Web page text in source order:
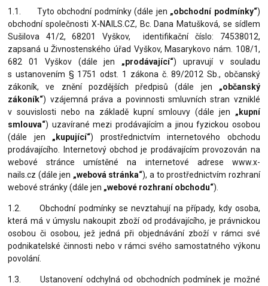
1.1. Tyto obchodní podmínky (dále jen „obchodní podmínky“)
obchodní společnosti X-NAILS.CZ, Bc. Dana Matušková, se sídlem
Sušilova 41/2, 68201 Vyškov, identifikační číslo: 74538012,
zapsaná u Živnostenského úřad Vyškov, Masarykovo nám. 108/1,
682 01 Vyškov (dále jen „prodávající“) upravují v souladu
s ustanovením § 1751 odst. 1 zákona č. 89/2012 Sb., občanský
zákoník, ve znění pozdějších předpisů (dále jen „občanský
zákoník“) vzájemná práva a povinnosti smluvních stran vzniklé
v souvislosti nebo na základě kupní smlouvy (dále jen „kupní
smlouva“) uzavírané mezi prodávajícím a jinou fyzickou osobou
(dále jen „kupující“) prostřednictvím internetového obchodu
prodávajícího. Internetový obchod je prodávajícím provozován na
webové stránce umístěné na internetové adrese www.x-
nails.cz (dále jen „webová stránka“), a to prostřednictvím rozhraní
webové stránky (dále jen „webové rozhraní obchodu“).
1.2. Obchodní podmínky se nevztahují na případy, kdy osoba,
která má v úmyslu nakoupit zboží od prodávajícího, je právnickou
osobou či osobou, jež jedná při objednávání zboží v rámci své
podnikatelské činnosti nebo v rámci svého samostatného výkonu
povolání.
1.3. Ustanovení odchylná od obchodních podmínek je možné